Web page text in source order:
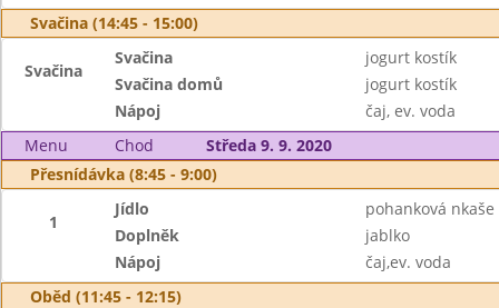
Svačina (14:45 - 15:00)
Svačina
Svačina
jogurt kostík
Svačina domů
jogurt kostík
Nápoj
čaj, ev. voda
Menu
Chod
Středa 9. 9. 2020
Přesnídávka (8:45 - 9:00)
1
Jídlo
pohanková
Doplněk
jablko
Nápoj
čaj,ev. voda
Oběd (11:45 - 12:15)